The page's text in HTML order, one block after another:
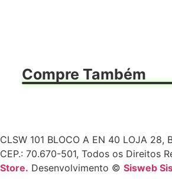
Compre Também
CLSW 101 BLOCO A EN 40 LOJA 28,
CEP.: 70.670-501, Todos os Direitos
Store. Desenvolvimento © Sisweb